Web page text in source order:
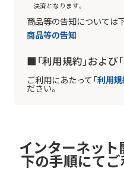
決済となります。
商品等の告知については
商品等の告知
■「利用規約」および
ご利用にあたって「利用規
ださい。
インターネッ
下の手順にて